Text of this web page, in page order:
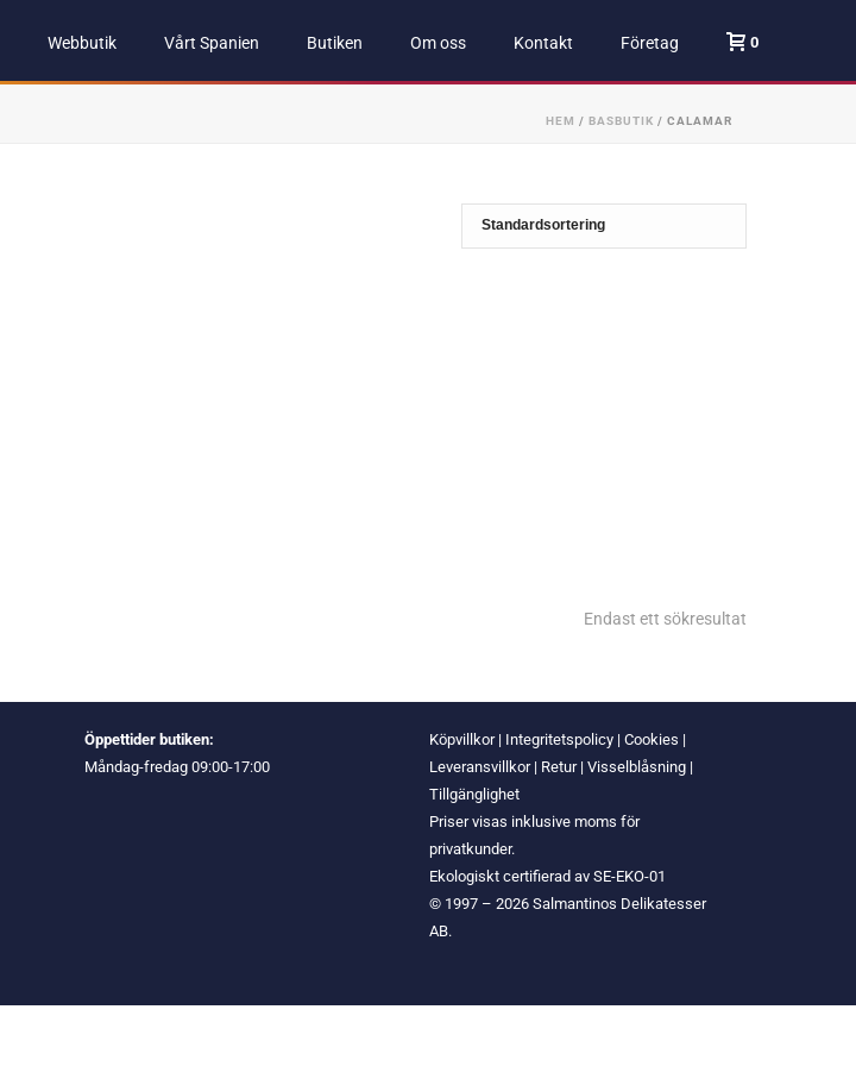
Webbutik Vårt Spanien Butiken Om oss Kontakt Företag 0
HEM / BASBUTIK / CALAMAR
Endast ett sökresultat
Öppettider butiken:
Måndag-fredag 09:00-17:00
Köpvillkor| Integritetspolicy |Cookies |
Leveransvillkor| Retur|Visselblåsning |
Tillgänglighet
Priser visas inklusive moms för
privatkunder.
Ekologiskt certifierad av SE-EKO-01
© 1997 – 2026 Salmantinos Delikatesser
AB.